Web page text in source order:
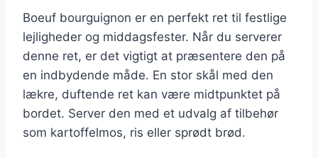
Boeuf bourguignon er en perfekt ret til festlige
lejligheder og middagsfester. Når du serverer
denne ret, er det vigtigt at præsentere den på
en indbydende måde. En stor skål med den
lækre, duftende ret kan være midtpunktet på
bordet. Server den med et udvalg af tilbehør
som kartoffelmos, ris eller sprødt brød.